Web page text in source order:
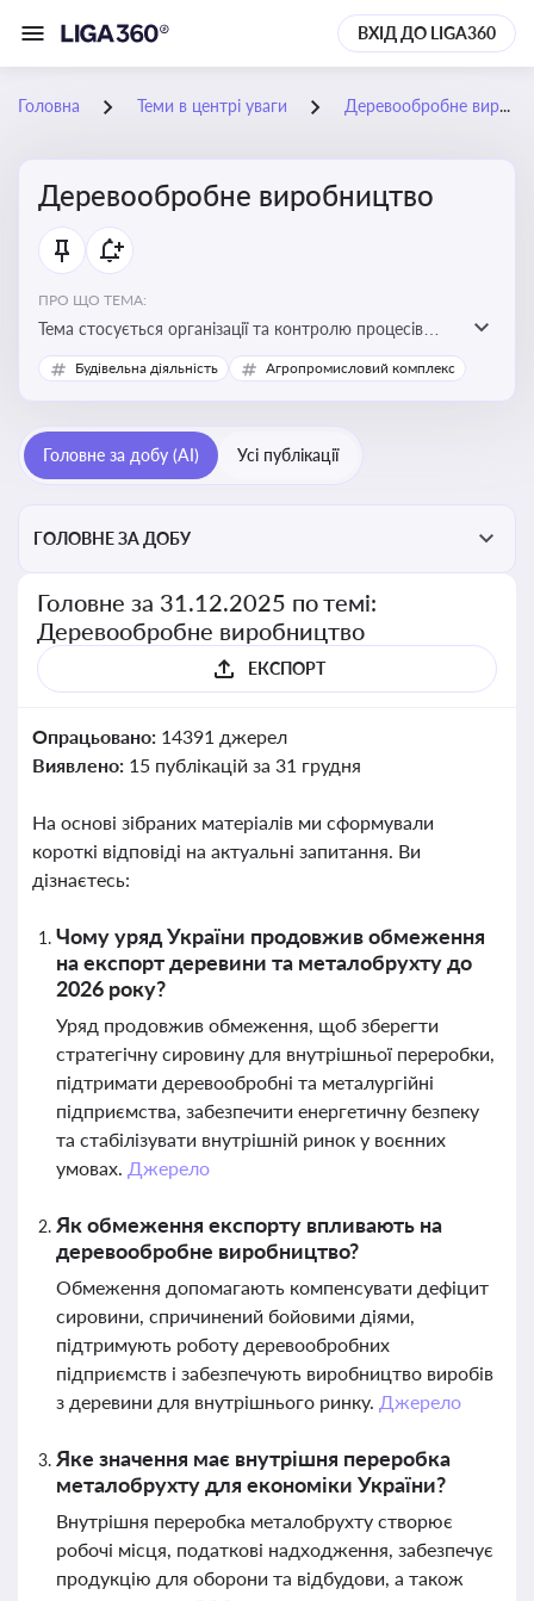
ВХІД ДО LIGA360
Головна Теми в центрі уваги Деревообробне виробництво
Деревообробне виробництво
ПРО ЩО ТЕМА:
Тема стосується організації та контролю процесів
переробки деревини, дотримання технічних
стандартів, екологічних вимог і безпеки праці на
Будівельна діяльність Агропромисловий комплекс
Головне за добу (AI) Усі публікації
ГОЛОВНЕ ЗА ДОБУ
Головне за 31.12.2025 по темі:
Деревообробне виробництво
ЕКСПОРТ
Опрацьовано: 14391 джерел
Виявлено: 15 публікацій за 31 грудня
На основі зібраних матеріалів ми сформували
короткі відповіді на актуальні запитання. Ви
дізнаєтесь:
Чому уряд України продовжив обмеження
на експорт деревини та металобрухту до
2026 року?
Уряд продовжив обмеження, щоб зберегти
стратегічну сировину для внутрішньої переробки,
підтримати деревообробні та металургійні
підприємства, забезпечити енергетичну безпеку
та стабілізувати внутрішній ринок у воєнних
умовах. Джерело
Як обмеження експорту впливають на
деревообробне виробництво?
Обмеження допомагають компенсувати дефіцит
сировини, спричинений бойовими діями,
підтримують роботу деревообробних
підприємств і забезпечують виробництво виробів
з деревини для внутрішнього ринку. Джерело
Яке значення має внутрішня переробка
металобрухту для економіки України?
Внутрішня переробка металобрухту створює
робочі місця, податкові надходження, забезпечує
продукцію для оборони та відбудови, а також